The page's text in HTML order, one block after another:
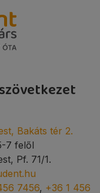
Bakáts tér 2.
7 felől
Pf. 71/1.
7456, +36 1 456